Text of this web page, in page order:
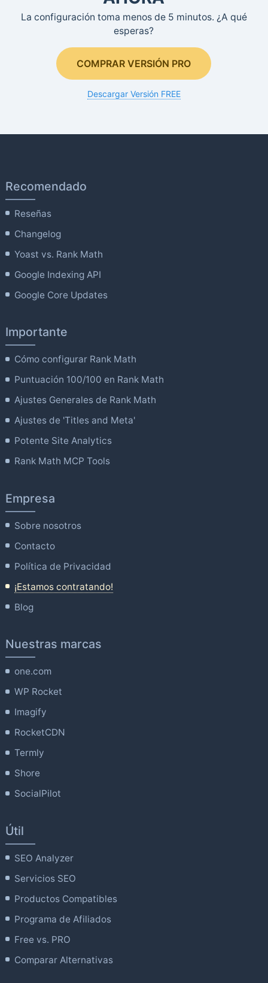
La configuración toma menos de 5 minutos. ¿A qué
esperas?
COMPRAR VERSIÓN PRO
Descargar Versión FREE
Recomendado
Reseñas
Changelog
Yoast vs. Rank Math
Google Indexing API
Google Core Updates
Importante
Cómo configurar Rank Math
Puntuación 100/100 en Rank Math
Ajustes Generales de Rank Math
Ajustes de 'Titles and Meta'
Potente Site Analytics
Rank Math MCP Tools
Empresa
Sobre nosotros
Contacto
Política de Privacidad
¡Estamos contratando!
Blog
Nuestras marcas
one.com
WP Rocket
Imagify
RocketCDN
Termly
Shore
SocialPilot
Útil
SEO Analyzer
Servicios SEO
Productos Compatibles
Programa de Afiliados
Free vs. PRO
Comparar Alternativas